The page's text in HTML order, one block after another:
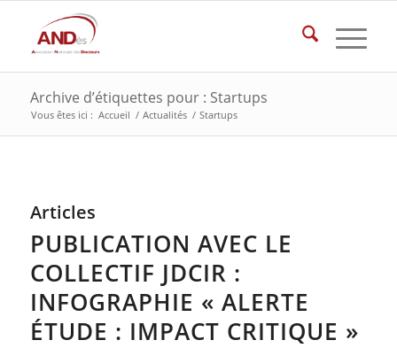
Archive d’étiquettes pour : Startups
Vous êtes ici : Accueil / Actualités / Startups
Articles
PUBLICATION AVEC LE
COLLECTIF JDCIR :
INFOGRAPHIE « ALERTE
ÉTUDE : IMPACT CRITIQUE »